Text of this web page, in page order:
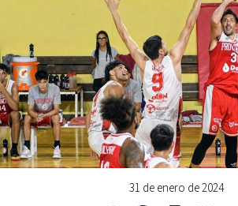
31 de enero de 2024